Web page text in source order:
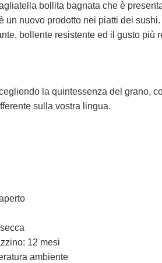
bollita bagnata che è
un nuovo prodotto nei piatti dei
bollente resistente ed il gusto più
la quintessenza del grano,
sulla vostra lingua.
12 mesi
ambiente